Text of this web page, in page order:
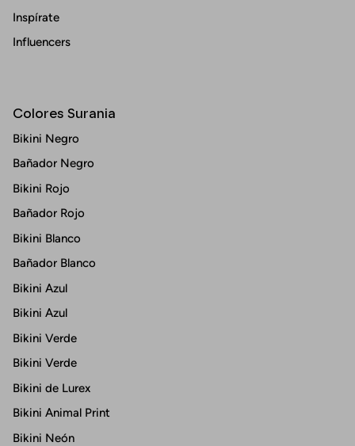
Inspírate
Influencers
Colores Surania
Bikini Negro
Bañador Negro
Bikini Rojo
Bañador Rojo
Bikini Blanco
Bañador Blanco
Bikini Azul
Bikini Azul
Bikini Verde
Bikini Verde
Bikini de Lurex
Bikini Animal Print
Bikini Neón